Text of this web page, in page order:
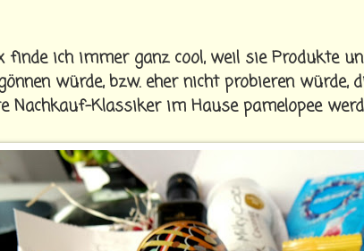
finde ich immer ganz cool, weil sie Produkte
würde, bzw. eher nicht probieren
Nachkauf-Klassiker im Hause pamelopee